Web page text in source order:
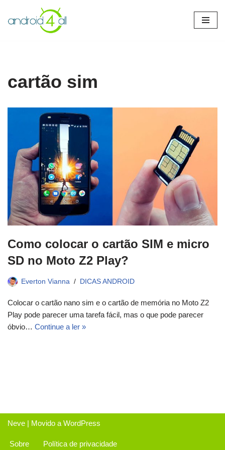
Pular
cartão sim
Como colocar o cartão SIM e micro
SD no Moto Z2 Play?
Everton Vianna DICAS ANDROID
Colocar o cartão nano sim e o cartão de memória no Moto Z2
Play pode parecer uma tarefa fácil, mas o que pode parecer
óbvio… Continue a ler »
Neve | Movido a WordPress
Sobre Política de privacidade